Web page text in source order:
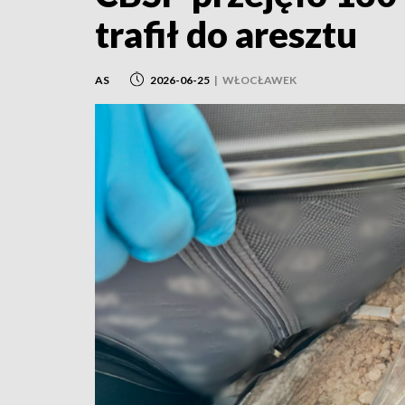
trafił do aresztu
AS 2026-06-25 | WŁOCŁAWEK